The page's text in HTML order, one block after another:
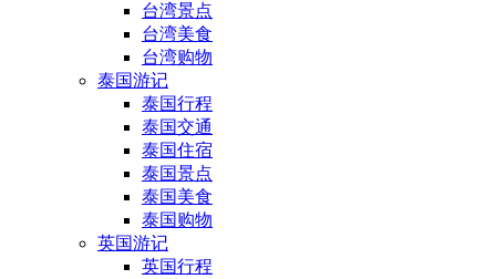
台湾景点
台湾美食
台湾购物
泰国游记
泰国行程
泰国交通
泰国住宿
泰国景点
泰国美食
泰国购物
英国游记
英国行程